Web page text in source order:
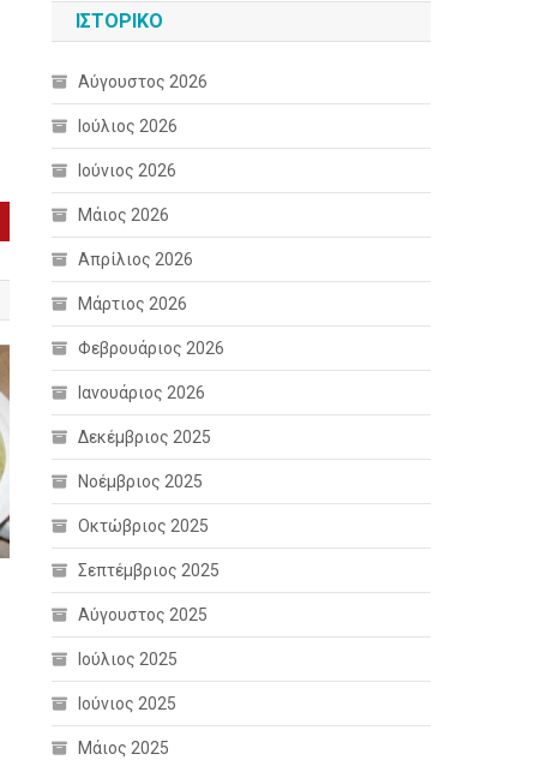
ΙΣΤΟΡΙΚΌ
Αύγουστος 2026
Ιούλιος 2026
Ιούνιος 2026
Μάιος 2026
Απρίλιος 2026
Μάρτιος 2026
Φεβρουάριος 2026
Ιανουάριος 2026
Δεκέμβριος 2025
Νοέμβριος 2025
Οκτώβριος 2025
Σεπτέμβριος 2025
Αύγουστος 2025
Ιούλιος 2025
Ιούνιος 2025
Μάιος 2025